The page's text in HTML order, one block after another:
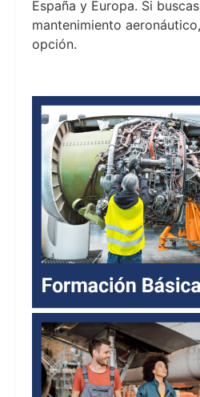
España y Europa. Si
mantenimiento
opción.